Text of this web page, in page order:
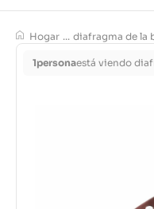
Hogar ... diafragma de la
1personaestá viendo